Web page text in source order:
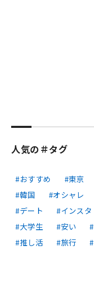
人気の＃タグ
おすすめ 東京
韓国
オシャレ
デート
インスタ
大学生
安い
推し活
旅行